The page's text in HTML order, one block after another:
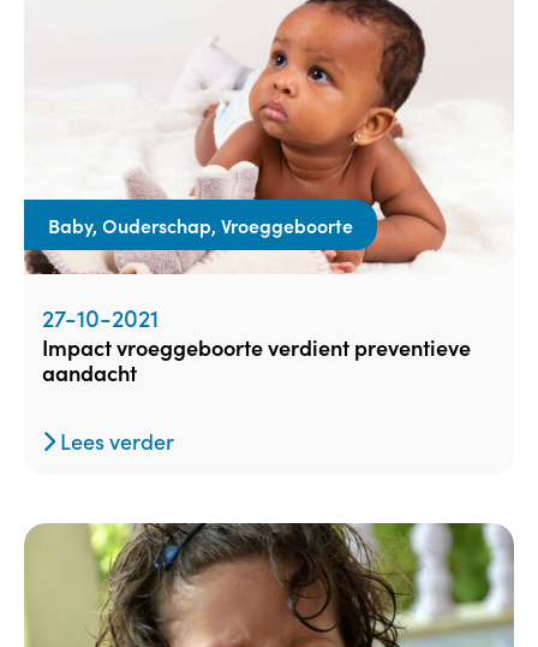
Baby, Ouderschap, Vroeggeboorte
27-10-2021
impact vroeggeboorte verdient preventieve
aandacht
Lees verder